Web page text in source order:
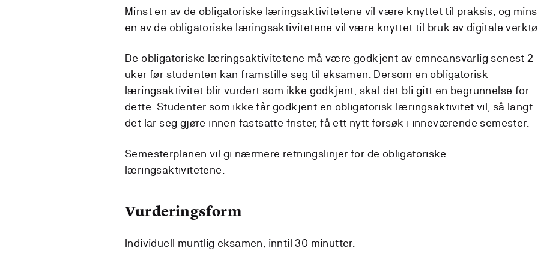
Minst en av de obligatoriske læringsaktivitetene vil være knyttet til praksis, og
en av de obligatoriske læringsaktivitetene vil være knyttet til bruk av digitale
De obligatoriske læringsaktivitetene må være godkjent av emneansvarlig senest 2
uker før studenten kan framstille seg til eksamen. Dersom en obligatorisk
læringsaktivitet blir vurdert som ikke godkjent, skal det bli gitt en begrunnelse for
dette. Studenter som ikke får godkjent en obligatorisk læringsaktivitet vil, så langt
det lar seg gjøre innen fastsatte frister, få ett nytt forsøk i inneværende semester.
Semesterplanen vil gi nærmere retningslinjer for de obligatoriske
læringsaktivitetene.
Vurderingsform
Individuell muntlig eksamen, inntil 30 minutter.